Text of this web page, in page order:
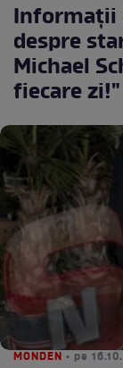
Informaţii
despre
Michael
fiecare zi!"
MONDEN • pe